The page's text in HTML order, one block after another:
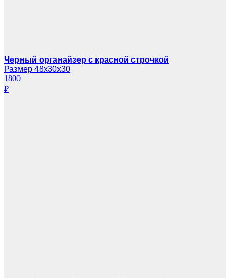
Черный органайзер с красной строчкой
Размер 48х30х30
1800
₽